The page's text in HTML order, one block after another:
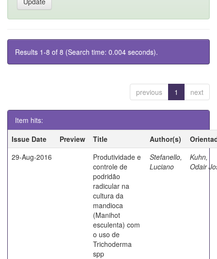
Results 1-8 of 8 (Search time: 0.004 seconds).
previous 1 next
Item hits:
Issue Date
Preview Title Author(s)
29-Aug-2016
Produtividade e
controle de
podridão
radicular na
cultura da
mandioca
(Manihot
esculenta) com
o uso de
Trichoderma
spp
Stefanello,
Luciano
Kuhn,
Odair